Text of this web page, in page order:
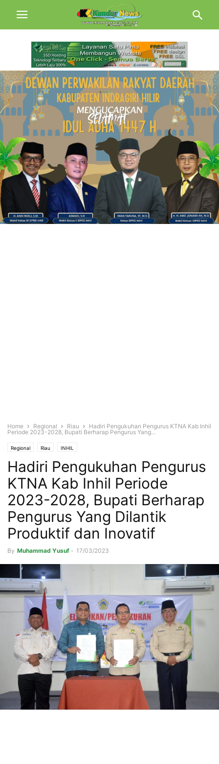
Home Regional Riau
Hadiri Pengukuhan Pengurus KTNA Kab Inhil
Periode 2023-2028, Bupati Berharap Pengurus Yang...
Regional Riau INHIL
Hadiri Pengukuhan Pengurus
KTNA Kab Inhil Periode
2023-2028, Bupati Berharap
Pengurus Yang Dilantik
Produktif dan Inovatif
By Muhammad Yusuf - 17/03/2023